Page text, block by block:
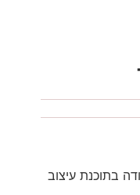
בתוכנת עיצוב